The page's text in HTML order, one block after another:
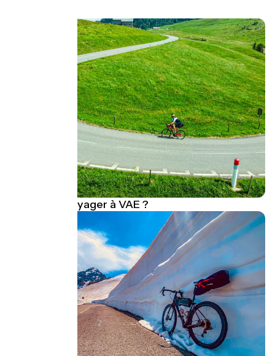
Comment voyager à VAE ?